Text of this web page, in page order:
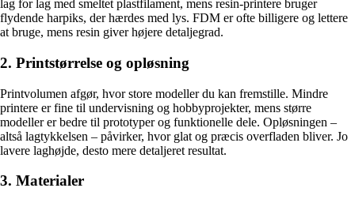
lag for lag med smeltet plastfilament, mens resin-printere bruger
flydende harpiks, der hærdes med lys. FDM er ofte billigere og lettere
at bruge, mens resin giver højere detaljegrad.
2. Printstørrelse og opløsning
Printvolumen afgør, hvor store modeller du kan fremstille. Mindre
printere er fine til undervisning og hobbyprojekter, mens større
modeller er bedre til prototyper og funktionelle dele. Opløsningen –
altså lagtykkelsen – påvirker, hvor glat og præcis overfladen bliver. Jo
lavere laghøjde, desto mere detaljeret resultat.
3. Materialer